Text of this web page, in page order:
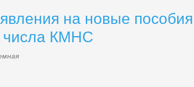
на новые
числа КМНС